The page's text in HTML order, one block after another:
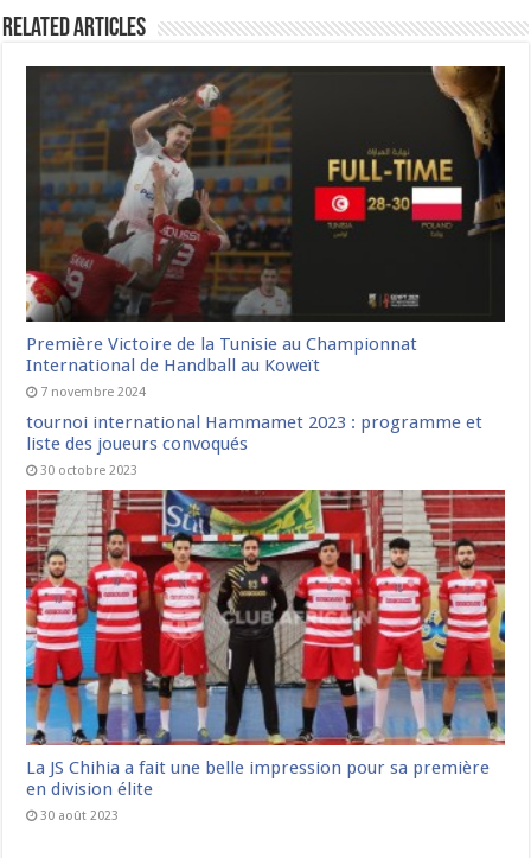
Related Articles
Première Victoire de la Tunisie au Championnat
International de Handball au Koweït
7 novembre 2024
tournoi international Hammamet 2023 : programme et
liste des joueurs convoqués
30 octobre 2023
La JS Chihia a fait une belle impression pour sa première
en division élite
30 août 2023